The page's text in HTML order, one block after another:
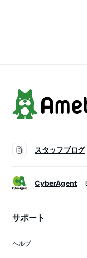
スタッフブログ
CyberAgent
サポート
ヘルプ